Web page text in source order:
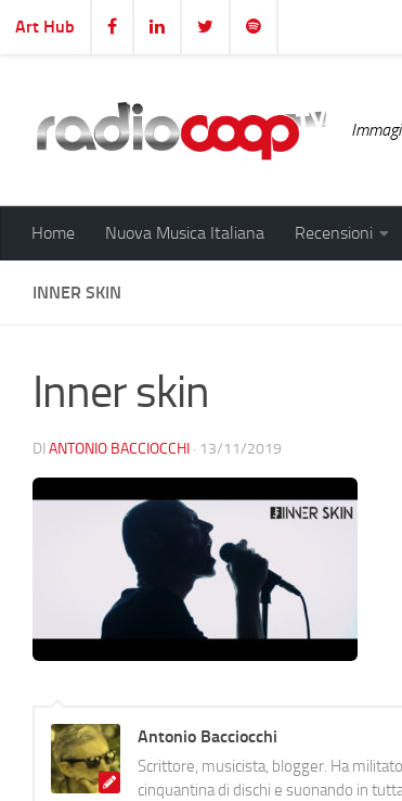
Salta al contenuto
Art Hub
Home Nuova Musica Italiana Recensioni
INNER SKIN
Inner skin
DI ANTONIO BACCIOCCHI · 13/11/2019
Antonio Bacciocchi
Scrittore, musicista, blogger. Ha
cinquantina di dischi e suonando in